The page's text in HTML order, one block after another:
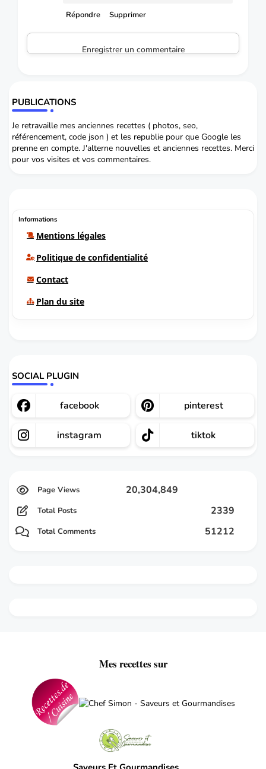
Répondre Supprimer
Enregistrer un commentaire
PUBLICATIONS
Je retravaille mes anciennes recettes ( photos, seo,
référencement, code json ) et les republie pour que Google les
prenne en compte. J'alterne nouvelles et anciennes recettes. Merci
pour vos visites et vos commentaires.
Informations
Mentions légales
Politique de confidentialité
Contact
Plan du site
SOCIAL PLUGIN
facebook pinterest
instagram tiktok
20,304,849
Total Posts 2339
Total Comments 51212
Mes recettes sur